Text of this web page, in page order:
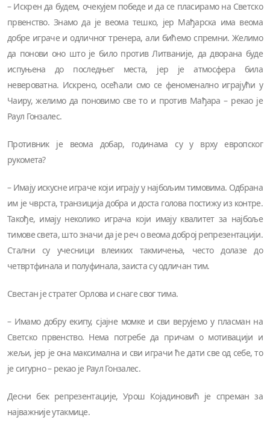
– Искрен да будем, очекујем победе и да се пласирамо на Светско
првенство. Знамо да је веома тешко, јер Мађарска има веома
добре играче и одличног тренера, али бићемо спремни. Желимо
да понови оно што је било против Литваније, да дворана буде
испуњена до последњег места, јер је атмосфера била
невероватна. Искрено, осећали смо се феноменално играјући у
Чаиру, желимо да поновимо све то и против Мађара – рекао је
Раул Гонзалес.
Противник је веома добар, годинама су у врху европског
рукомета?
– Имају искусне играче који играју у најбољим тимовима. Одбрана
им је чврста, транзиција добра и доста голова постижу из контре.
Такође, имају неколико играча који имају квалитет за најбоље
тимове света, што значи да је реч о веома доброј репрезентацији.
Стални су учесници влеиких такмичења, често долазе до
четвртфинала и полуфинала, заиста су одличан тим.
Свестан је стратег Орлова и снаге свог тима.
– Имамо добру екипу, сјајне момке и сви верујемо у пласман на
Светско првенство. Нема потребе да причам о мотивацији и
жељи, јер је она максимална и сви играчи ће дати све од себе, то
је сигурно – рекао је Раул Гонзалес.
Десни бек репрезентације, Урош Којадиновић је спреман за
најважније утакмице.